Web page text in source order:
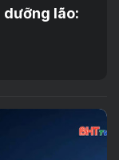
dưỡng lão: